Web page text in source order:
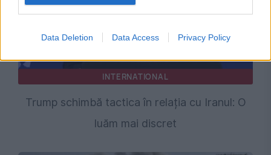
Data Deletion Data Access Privacy Policy
INTERNATIONAL
Trump schimbă tactica în relația cu Iranul: O
luăm mai discret